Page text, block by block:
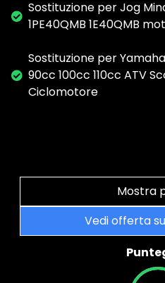
Sostituzione per Jog
1PE40QMB 1E40QMB
Sostituzione per
90cc 100cc 110cc ATV
Ciclomotore
Mostra
Vedi offerta su